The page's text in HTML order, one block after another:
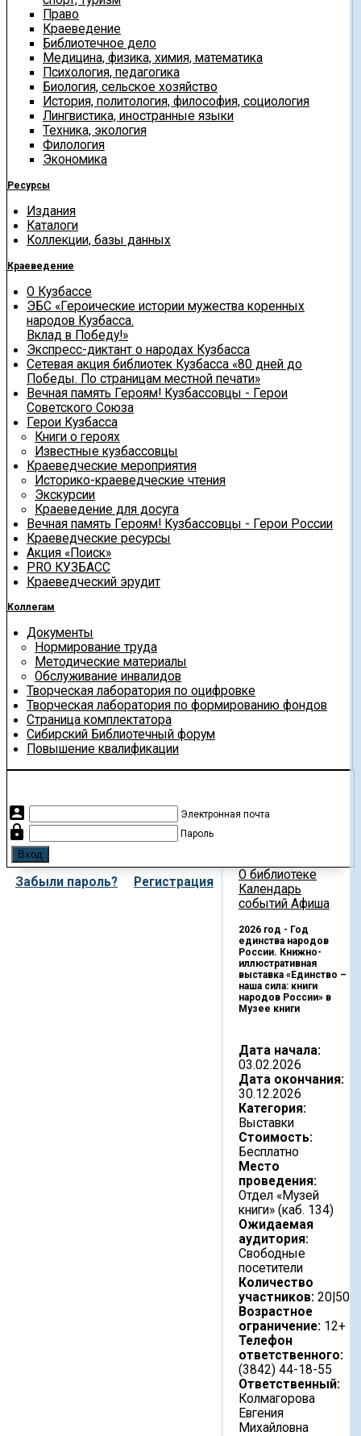
Право
Краеведение
Библиотечное дело
Медицина, физика, химия, математика
Психология, педагогика
Биология, сельское хозяйство
История, политология, философия, социология
Лингвистика, иностранные языки
Техника, экология
Филология
Экономика
Ресурсы
Издания
Каталоги
Коллекции, базы данных
Краеведение
О Кузбассе
ЭБС «Героические истории мужества коренных
народов Кузбасса.
Вклад в Победу!»
Экспресс-диктант о народах Кузбасса
Сетевая акция библиотек Кузбасса «80 дней до
Победы. По страницам местной печати»
Вечная память Героям! Кузбассовцы - Герои
Советского Союза
Герои Кузбасса
Книги о героях
Известные кузбассовцы
Краеведческие мероприятия
Историко-краеведческие чтения
Экскурсии
Краеведение для досуга
Вечная память Героям! Кузбассовцы - Герои России
Краеведческие ресурсы
Акция «Поиск»
PRO КУЗБАСС
Краеведческий эрудит
Коллегам
Документы
Нормирование труда
Методические материалы
Обслуживание инвалидов
Творческая лаборатория по оцифровке
Творческая лаборатория по формированию фондов
Страница комплектатора
Сибирский Библиотечный форум
Повышение квалификации
account_box Электронная почта
lock Пароль
Забыли пароль? Регистрация
О библиотеке
Календарь
событий Афиша
2026 год - Год
единства народов
России. Книжно-
иллюстративная
выставка «Единство –
наша сила: книги
народов России» в
Музее книги
Дата начала:
03.02.2026
Дата окончания:
30.12.2026
Категория:
Выставки
Стоимость:
Бесплатно
Место
проведения:
Отдел «Музей
книги» (каб. 134)
Ожидаемая
аудитория:
Свободные
посетители
Количество
участников: 20|50
Возрастное
ограничение: 12+
Телефон
ответственного:
(3842) 44-18-55
Ответственный:
Колмагорова
Евгения
Михайловна